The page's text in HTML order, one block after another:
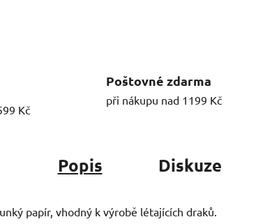
Kč
Poštovné zdarma
při nákupu nad 1199 Kč
Popis Diskuze
papír, vhodný k výrobě létajících draků.